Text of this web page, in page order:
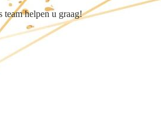
team helpen u graag!